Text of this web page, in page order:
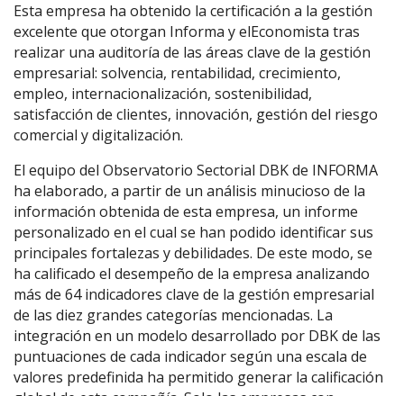
Esta empresa ha obtenido la certificación a la gestión
excelente que otorgan Informa y elEconomista tras
realizar una auditoría de las áreas clave de la gestión
empresarial: solvencia, rentabilidad, crecimiento,
empleo, internacionalización, sostenibilidad,
satisfacción de clientes, innovación, gestión del riesgo
comercial y digitalización.
El equipo del Observatorio Sectorial DBK de INFORMA
ha elaborado, a partir de un análisis minucioso de la
información obtenida de esta empresa, un informe
personalizado en el cual se han podido identificar sus
principales fortalezas y debilidades. De este modo, se
ha calificado el desempeño de la empresa analizando
más de 64 indicadores clave de la gestión empresarial
de las diez grandes categorías mencionadas. La
integración en un modelo desarrollado por DBK de las
puntuaciones de cada indicador según una escala de
valores predefinida ha permitido generar la calificación